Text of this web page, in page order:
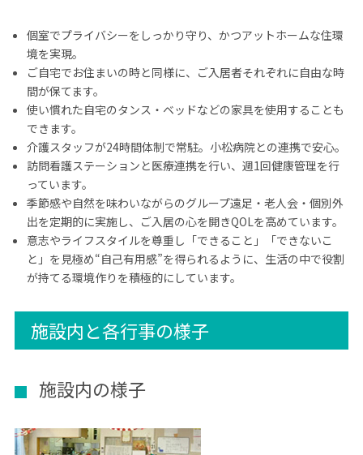
個室でプライバシーをしっかり守り、かつアットホームな住環
境を実現。
ご自宅でお住まいの時と同様に、ご入居者それぞれに自由な時
間が保てます。
使い慣れた自宅のタンス・ベッドなどの家具を使用することも
できます。
介護スタッフが24時間体制で常駐。小松病院との連携で安心。
訪問看護ステーションと医療連携を行い、週1回健康管理を行
っています。
季節感や自然を味わいながらのグループ遠足・老人会・個別外
出を定期的に実施し、ご入居の心を開きQOLを高めています。
意志やライフスタイルを尊重し「できること」「できないこ
と」を見極め“自己有用感”を得られるように、生活の中で役割
が持てる環境作りを積極的にしています。
施設内と各行事の様子
施設内の様子